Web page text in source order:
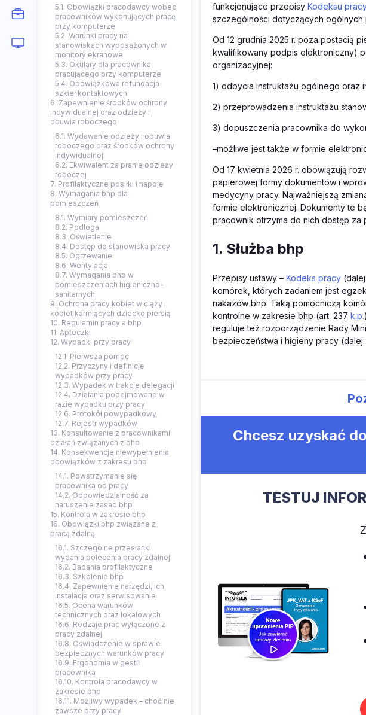
5.1. Obowiązki pracodawcy wobec
pracowników wykonujących pracę
przy komputerze
5.2. Warunki pracy na
stanowiskach wyposażonych w
monitory ekranowe
5.3. Okulary dla pracownika
pracującego przy komputerze
5.4. Obowiązkowa refundacja
szkieł kontaktowych
6. Zapewnienie środków ochrony
indywidualnej oraz odzieży i
obuwia roboczego
6.1. Wydawanie odzieży i obuwia
roboczego oraz środków ochrony
indywidualnej
6.2. Ekwiwalent za pranie odzieży
roboczej
7. Profilaktyczne posiłki i napoje
8. Wymagania bhp dla
pomieszczeń
8.1. Wymiary pomieszczeń
8.2. Podłoga
8.3. Oświetlenie
8.4. Dostęp do stanowiska pracy
8.5. Ogrzewanie
8.6. Wentylacja
8.7. Wymagania bhp w
pomieszczeniach higieniczno-
sanitarnych
9. Ochrona pracy kobiet w ciąży i
kobiet karmiących dziecko piersią
10. Regulamin pracy a bhp
11. Apteczki
12. Wypadki przy pracy
12.1. Pierwsza pomoc
12.2. Przyczyny i definicje
wypadków przy pracy
12.3. Wypadek w trakcie delegacji
12.4. Działania podejmowane w
razie wypadku przy pracy
12.6. Protokół powypadkowy
12.7. Rejestr wypadków
13. Konsultowanie z pracownikami
działań związanych z bhp
14. Konsekwencje niewypełnienia
obowiązków z zakresu bhp
14.1. Powstrzymanie się
pracownika od pracy
14.2. Odpowiedzialność za
naruszenie zasad bhp
15. Kontrola w zakresie bhp
16. Obowiązki bhp związane z
pracą zdalną
16.1. Szczególne przesłanki
wydania polecenia pracy zdalnej
16.2. Badania profilaktyczne
16.3. Szkolenie bhp
16.4. Zapewnienie narzędzi, ich
instalacja oraz serwisowanie
16.5. Ocena warunków
technicznych oraz lokalowych
16.6. Rodzaje prac wyłączone z
pracy zdalnej
16.8. Oświadczenie w sprawie
bezpiecznych warunków pracy
16.9. Ergonomia w gestii
pracownika
16.10. Kontrola pracodawcy w
zakresie bhp
16.11. Możliwy wypadek – choć nie
zawsze przy pracy
funkcjonujące przepisy Kodeksu pracy
szczególności dotyczących
Od 12 grudnia 2025 r. poza postacią
kwalifikowany podpis elektroniczny)
organizacyjnej:
1) odbycia instruktażu ogólnego oraz
2) przeprowadzenia instruktażu
3) dopuszczenia pracownika do
–możliwe jest także w formie
Od 17 kwietnia 2026 r. obowiązują
papierowej formy dokumentów i
medycyny pracy. Najważniejszą
formie elektronicznej. Dokumenty te
pracownik otrzyma do nich dostęp za
1. Służba bhp
Przepisy ustawy – Kodeks pracy (dalej:
komórek, których zadaniem jest
nakazów bhp. Taką pomocniczą
kontrolne w zakresie bhp (art. 237 k.p.
reguluje też rozporządzenie Rady
bezpieczeństwa i higieny pracy
Chcesz uzyskać
TESTUJ